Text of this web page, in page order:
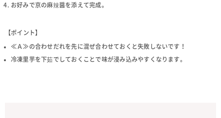
お好みで京の麻辣醤を添えて完成。
【ポイント】
≪Ａ≫の合わせだれを先に混ぜ合わせておくと失敗しないです！
冷凍里芋を下茹でしておくことで味が浸み込みやすくなります。